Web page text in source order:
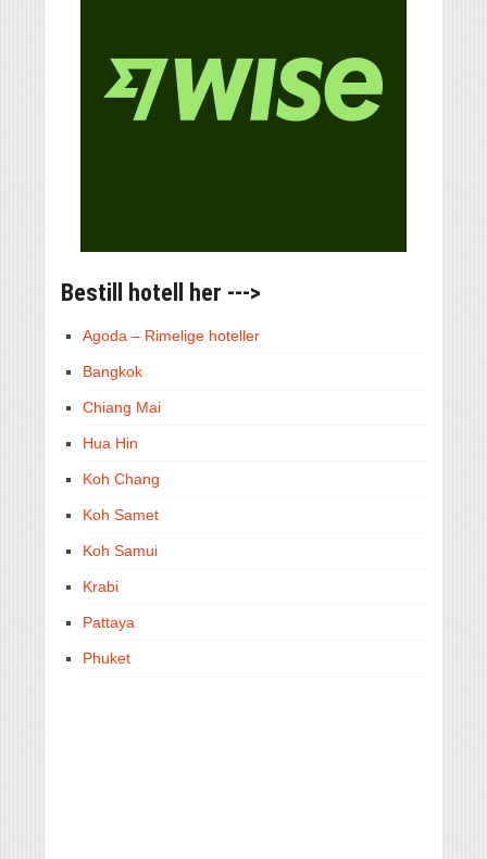
Bestill hotell her --->
Agoda – Rimelige hoteller
Bangkok
Chiang Mai
Hua Hin
Koh Chang
Koh Samet
Koh Samui
Krabi
Pattaya
Phuket